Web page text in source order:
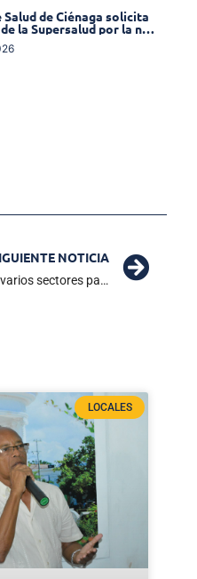
de Ciénaga solicita
la Supersalud por la no
en las EPS
NOTICIA
Operadores de la Sierra escuchó a líderes de Ciénaga: hay compromisos con varios sectores para proveer agua potable
LOCALES